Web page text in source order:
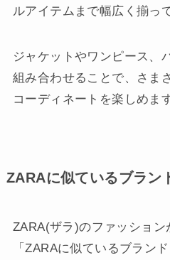
ルアイテムまで幅広く揃っ
ジャケットやワンピース、
組み合わせることで、さま
コーディネートを楽しめます
ZARAに似ているブラン
ZARA(ザラ)のファッション
「ZARAに似ているブラン